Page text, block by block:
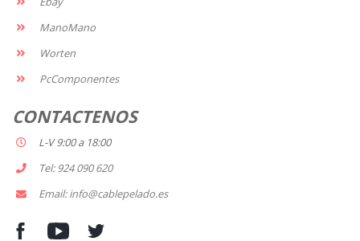
ManoMano
Worten
PcComponentes
CONTACTENOS
L-V 9:00 a 18:00
Tel: 924 090 620
Email: info@cablepelado.es